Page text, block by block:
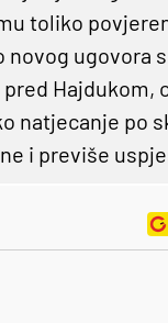
toliko
novog ugovora
Hajdukom,
natjecanje po
i previše